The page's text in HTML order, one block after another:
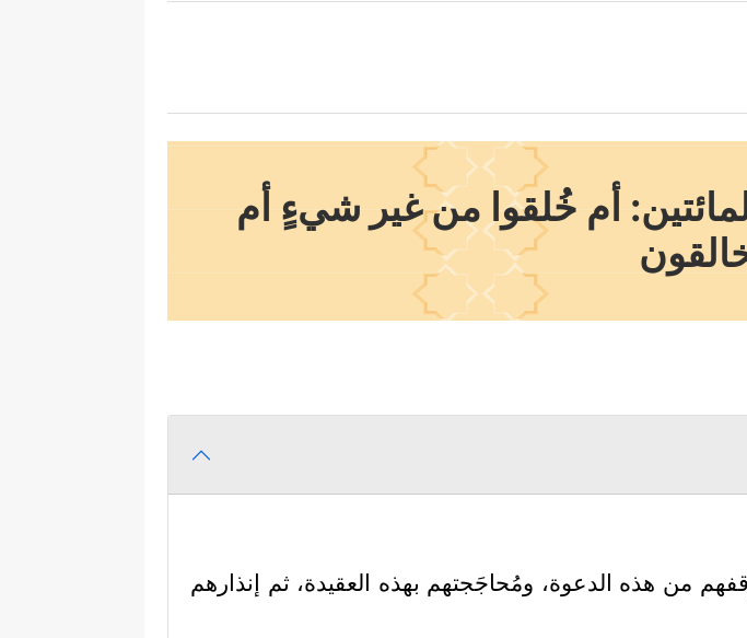
أم خُلقوا من غير شيءٍ أم
من هذه الدعوة، ومُحاجَجتهم بهذه العقيدة، ثم إنذارهم